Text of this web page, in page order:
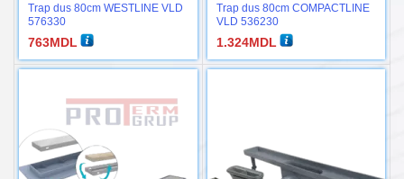
Trap dus 80cm WESTLINE VLD
576330
763MDL
Trap dus 80cm COMPACTLINE
VLD 536230
1.324MDL